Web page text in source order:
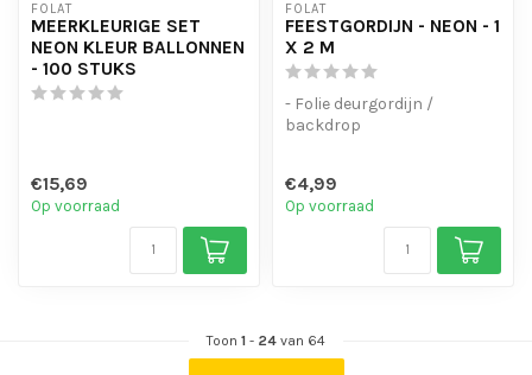
FOLAT
MEERKLEURIGE SET
NEON KLEUR BALLONNEN
- 100 STUKS
€15,69
Op voorraad
FOLAT
FEESTGORDIJN - NEON - 1
X 2 M
- Folie deurgordijn /
backdrop
€4,99
Op voorraad
Toon 1 - 24 van 64